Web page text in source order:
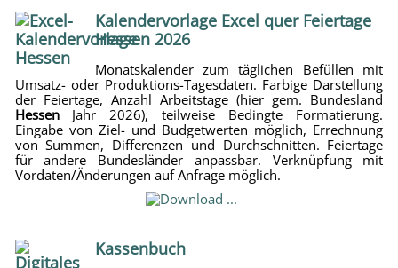
Kalendervorlage Excel quer Feiertage
Hessen 2026
Monatskalender zum täglichen Befüllen mit
Umsatz- oder Produktions-Tagesdaten. Farbige Darstellung
der Feiertage, Anzahl Arbeitstage (hier gem. Bundesland
HessenJahr 2026), teilweise Bedingte Formatierung.
Eingabe von Ziel- und Budgetwerten möglich, Errechnung
von Summen, Differenzen und Durchschnitten. Feiertage
für andere Bundesländer anpassbar. Verknüpfung mit
Vordaten/Änderungen auf Anfrage möglich.
Kassenbuch